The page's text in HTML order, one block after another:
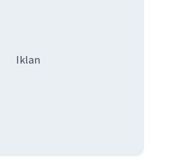
Iklan